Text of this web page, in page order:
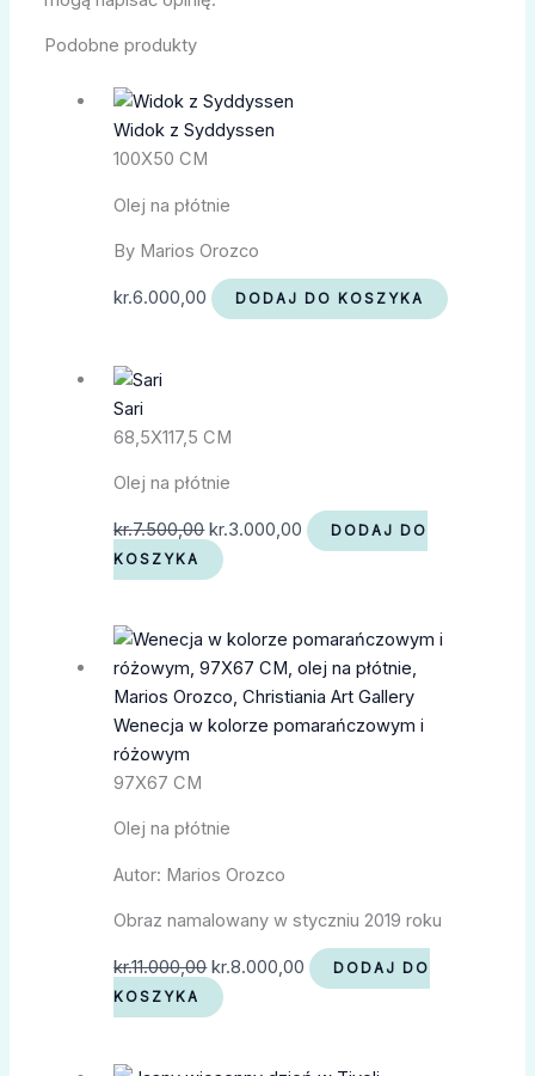
Podobne produkty
Widok z Syddyssen
100X50 CM
Olej na płótnie
By Marios Orozco
kr.6.000,00 DODAJ DO KOSZYKA
Sari
68,5X117,5 CM
Olej na płótnie
kr.7.500,00 kr.3.000,00
DODAJ DO
KOSZYKA
Wenecja w kolorze pomarańczowym i
różowym
97X67 CM
Olej na płótnie
Autor: Marios Orozco
Obraz namalowany w styczniu 2019 roku
kr.11.000,00 kr.8.000,00
DODAJ DO
KOSZYKA